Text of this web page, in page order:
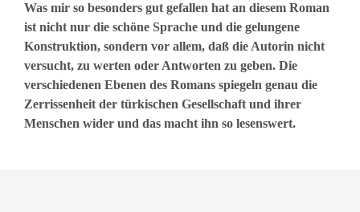
Was mir so besonders gut gefallen hat an diesem Roman
ist nicht nur die schöne Sprache und die gelungene
Konstruktion, sondern vor allem, daß die Autorin nicht
versucht, zu werten oder Antworten zu geben. Die
verschiedenen Ebenen des Romans spiegeln genau die
Zerrissenheit der türkischen Gesellschaft und ihrer
Menschen wider und das macht ihn so lesenswert.